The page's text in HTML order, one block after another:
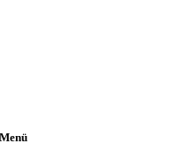
Menü